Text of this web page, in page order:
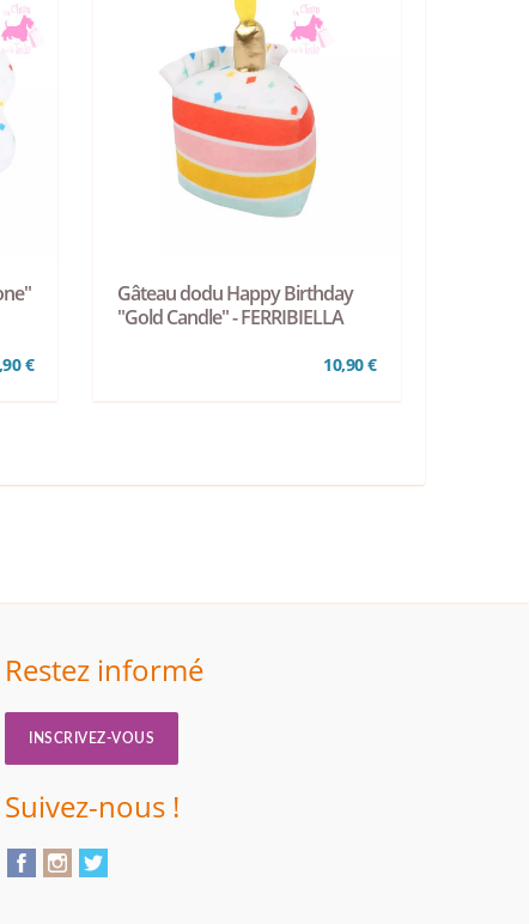
€
Gâteau dodu Happy Birthday
"Gold Candle" - FERRIBIELLA
10,90 €
Restez informé
INSCRIVEZ-VOUS
Suivez-nous !